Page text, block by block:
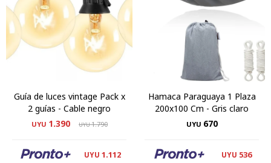
Guía de luces vintage Pack x
2 guías - Cable negro
UYU 1.390 UYU1.790
UYU 1.112
Hamaca Paraguaya 1 Plaza
200x100 Cm - Gris claro
UYU 670
UYU 536